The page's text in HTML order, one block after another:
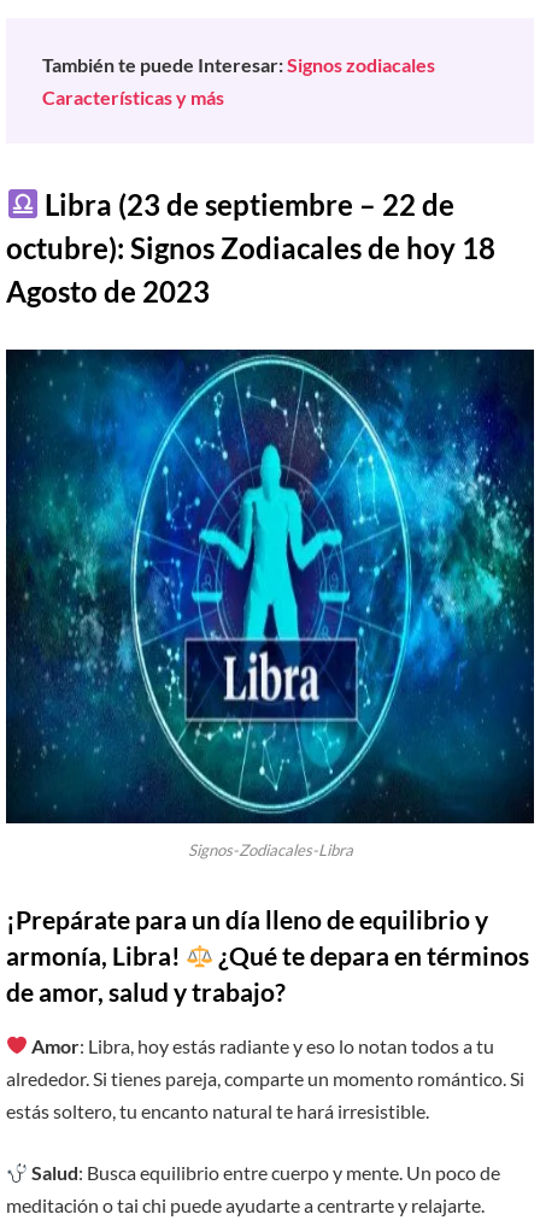
También te puede Interesar:Signos zodiacales
Características y más
Libra (23 de septiembre – 22 de
octubre): Signos Zodiacales de hoy 18
Agosto de 2023
Signos-Zodiacales-Libra
¡Prepárate para un día lleno de equilibrio y
armonía, Libra!
¿Qué te depara en términos
de amor, salud y trabajo?
Amor: Libra, hoy estás radiante y eso lo notan todos a tu
alrededor. Si tienes pareja, comparte un momento romántico. Si
estás soltero, tu encanto natural te hará irresistible.
Salud: Busca equilibrio entre cuerpo y mente. Un poco de
meditación o tai chi puede ayudarte a centrarte y relajarte.